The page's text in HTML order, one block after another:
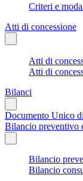
Criteri e
Atti di concessione
Atti di
Atti di
Bilanci
Documento Unico
Bilancio preventivo
Bilancio
Bilancio